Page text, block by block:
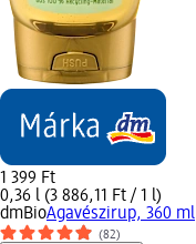
1 399 Ft
0,36 l (3 886,11 Ft / 1 l)
dmBioAgavészirup, 360 ml
(82)